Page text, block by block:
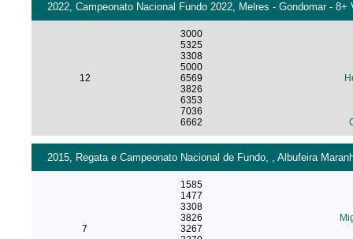
2022, Campeonato Nacional Fundo 2022, Melres - Gondomar -
12
3000
5325
3308
5000
6569
3826
6353
7036
6662
2015, Regata e Campeonato Nacional de Fundo, , Albufeira
7
1585
1477
3308
3826
3267